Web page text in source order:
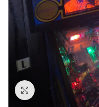
Click to enlarge